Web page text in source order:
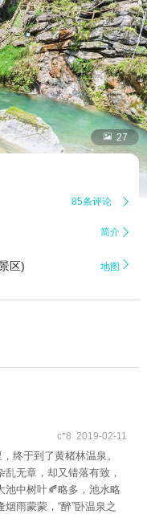
 27
85条评论 
简介 
区) 地图 
c*8 2019-02-11
终于到了黄楮林温泉。
无章，却又错落有致，
池中树叶🍂略多，池水略
雨蒙蒙，“醉”卧温泉之